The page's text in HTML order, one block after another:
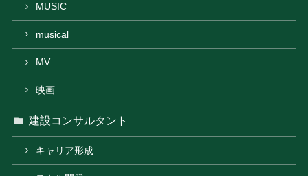
MUSIC
musical
MV
映画
建設コンサルタント
キャリア形成